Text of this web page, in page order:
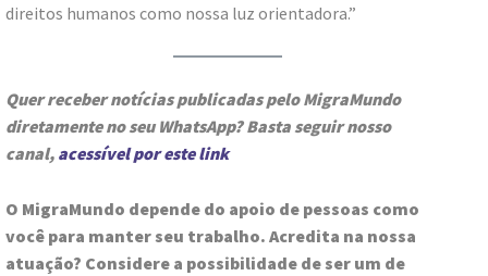
direitos humanos como nossa luz orientadora.”
Quer receber notícias publicadas pelo MigraMundo
diretamente no seu WhatsApp? Basta seguir nosso
canal, acessível por este link
O MigraMundo depende do apoio de pessoas como
você para manter seu trabalho. Acredita na nossa
atuação? Considere a possibilidade de ser um de